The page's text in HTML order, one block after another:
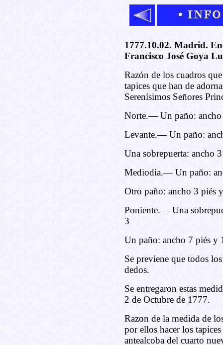
1777.10.02. Madrid.
Francisco José Goya
Razón de los cuadros
tapices que han de
Serenísimos Señores
Norte.— Un paño: ancho
Levante.— Un paño:
Una sobrepuerta: ancho
Mediodia.— Un paño:
Otro paño: ancho 3 piés
Poniente.— Una
3
Un paño: ancho 7 piés y
Se previene que todos
dedos.
Se entregaron estas
2 de Octubre de 1777.
Razon de la medida de
por ellos hacer los
antealcoba del cuarto